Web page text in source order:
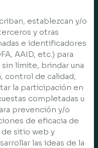
establezcan y/o
y otras
e identificadores
AAID, etc.) para
límite, brindar una
control de calidad,
la participación en
completadas u
prevención y/o
de eficacia de
sitio web y
las ideas de la